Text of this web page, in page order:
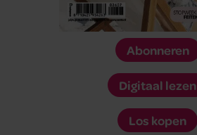
Abonneren
Digitaal lezen
Los kopen